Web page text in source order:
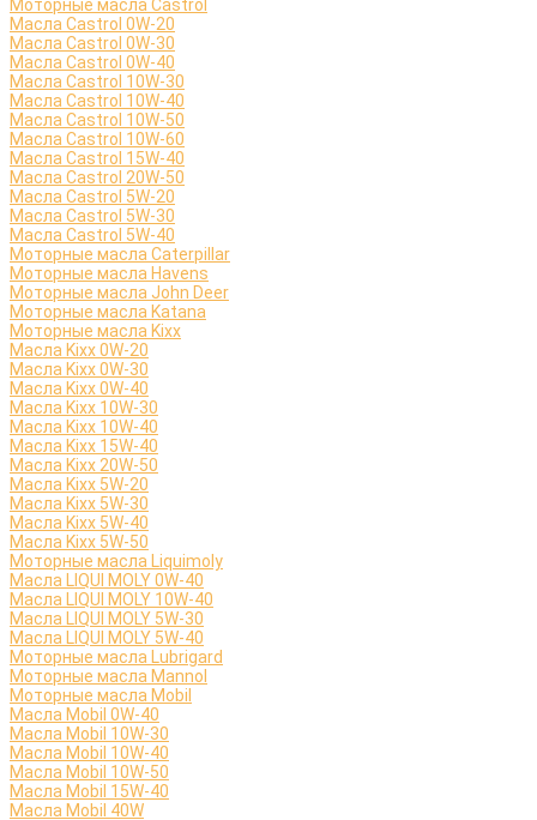
Моторные масла Castrol
Масла Castrol 0W-20
Масла Castrol 0W-30
Масла Castrol 0W-40
Масла Castrol 10W-30
Масла Castrol 10W-40
Масла Castrol 10W-50
Масла Castrol 10W-60
Масла Castrol 15W-40
Масла Castrol 20W-50
Масла Castrol 5W-20
Масла Castrol 5W-30
Масла Castrol 5W-40
Моторные масла Caterpillar
Моторные масла Havens
Моторные масла John Deer
Моторные масла Katana
Моторные масла Kixx
Масла Kixx 0W-20
Масла Kixx 0W-30
Масла Kixx 0W-40
Масла Kixx 10W-30
Масла Kixx 10W-40
Масла Kixx 15W-40
Масла Kixx 20W-50
Масла Kixx 5W-20
Масла Kixx 5W-30
Масла Kixx 5W-40
Масла Kixx 5W-50
Моторные масла Liquimoly
Масла LIQUI MOLY 0W-40
Масла LIQUI MOLY 10W-40
Масла LIQUI MOLY 5W-30
Масла LIQUI MOLY 5W-40
Моторные масла Lubrigard
Моторные масла Mannol
Моторные масла Mobil
Масла Mobil 0W-40
Масла Mobil 10W-30
Масла Mobil 10W-40
Масла Mobil 10W-50
Масла Mobil 15W-40
Масла Mobil 40W